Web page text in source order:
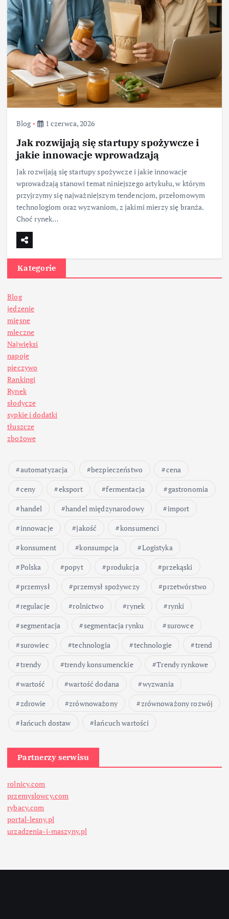
Blog 1 czerwca, 2026
Jak rozwijają się startupy spożywcze i
jakie innowacje wprowadzają
Jak rozwijają się startupy spożywcze i jakie innowacje
wprowadzają stanowi temat niniejszego artykułu, w którym
przyjrzymy się najważniejszym tendencjom, przełomowym
technologiom oraz wyzwaniom, z jakimi mierzy się branża.
Choć rynek…
Kategorie
Blog
jedzenie
mięsne
mleczne
Najwięksi
napoje
pieczywo
Rankingi
Rynek
słodycze
sypkie i dodatki
tłuszcze
zbożowe
automatyzacja bezpieczeństwo
cena
ceny
eksport fermentacja
gastronomia
handel
handel międzynarodowy
import
innowacje
jakość
konsumenci
konsument
konsumpcja
Logistyka
Polska
popyt produkcja
przekąski
przemysł
przemysł spożywczy
przetwórstwo
regulacje
rolnictwo rynek
rynki
segmentacja
segmentacja rynku
surowce
surowiec
technologia technologie
trend
trendy
trendy konsumenckie
Trendy rynkowe
wartość
wartość dodana
wyzwania
zdrowie
zrównoważony
zrównoważony rozwój
łańcuch dostaw
łańcuch wartości
Partnerzy serwisu
rolnicy.com
przemyslowcy.com
rybacy.com
portal-lesny.pl
urzadzenia-i-maszyny.pl